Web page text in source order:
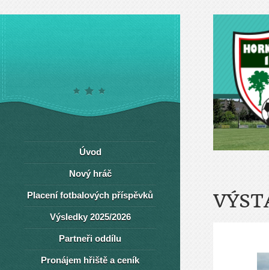
Úvod
Nový hráč
Placení fotbalových příspěvků
Výsledky 2025/2026
Partneři oddílu
Pronájem hřiště a ceník